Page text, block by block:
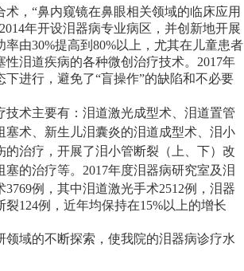
，“鼻内窥镜在鼻眼相关领域的临床应用
年开设泪器病专业病区，并创新地开展
由30%提高到80%以上，尤其在儿童患者
泪道疾病的各种微创治疗技术。2017年
进行，避免了“盲操作”的缺陷和不必要
术主要有：泪道激光成型术、泪道置管
术、新生儿泪囊炎的泪道成型术、泪小
治疗，开展了泪小管断裂（上、下）改
的治疗等。 2017年度泪器病研究室及泪
例，其中泪道激光手术2512例，泪器
124例，近年均保持在15%以上的增长
域的不断探索，使我院的泪器病诊疗水